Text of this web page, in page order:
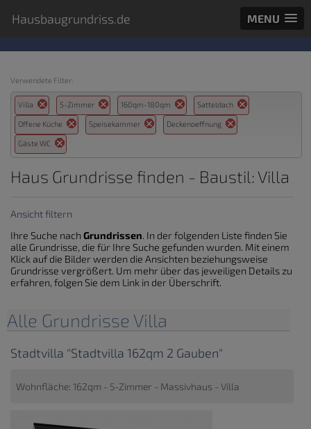
Hausbaugrundriss.de MENU
Verwendete Filter:
Villa 5-Zimmer 160qm-180qm Satteldach
Offene Küche Speisekammer Deckenoeffnung
Gäste WC
Haus Grundrisse finden - Baustil: Villa
Ansicht filtern
Ihre Suche nach Grundrissen. In der folgenden Liste finden Sie
alle Grundrisse, die für Ihre Suche gefunden wurden. Mit einem
Klick auf die Bilder werden die Ansichten beziehungsweise
Grundrisse vergrößert. Um mehr über das jeweiligen Details zu
erfahren, folgen Sie dem Link in der Überschrift.
Alle Grundrisse Villa
Stadtvilla "Stadtvilla 162qm 2 Gauben"
Wohnfläche: 162qm - 5-Zimmer - Massivhaus - Villa